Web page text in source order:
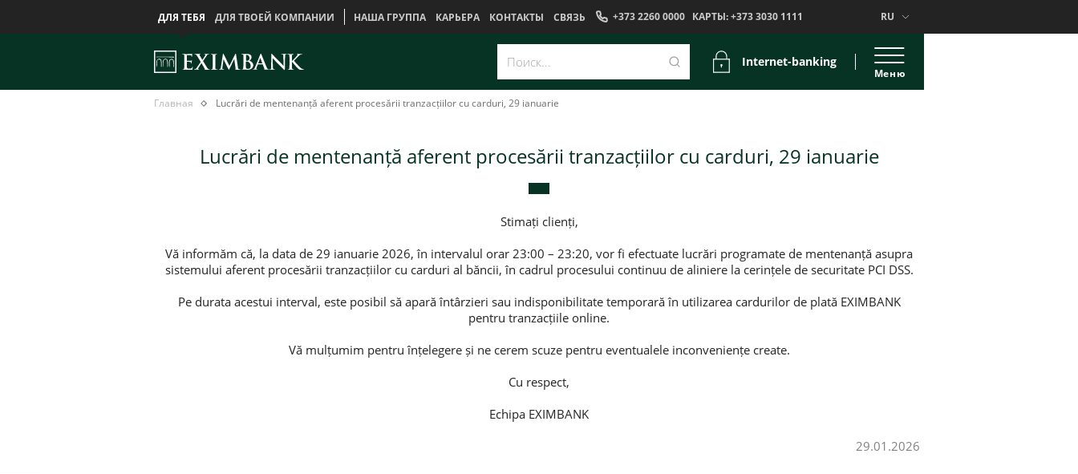
ДЛЯ ТЕБЯ ДЛЯ ТВОЕЙ КОМПАНИИ НАША ГРУППА КАРЬЕРА КОНТАКТЫ CВЯЗЬ +373 2260 0000 КАРТЫ:+373 3030 1111 RU
Internet-banking
Меню
Главная ГлавнаяLucrări
procesării
tranzacțiilor
Lucrări de mentenanță aferent procesării tranzacțiilor cu carduri, 29 ianuarie
Lucrări de mentenanță aferent procesării tranzacțiilor cu carduri, 29 ianuarie
Stimați clienți,
Vă informăm că, la data de 29 ianuarie 2026, în intervalul orar 23:00 – 23:20, vor fi efectuate lucrări programate de mentenanță asupra
sistemului aferent procesării tranzacțiilor cu carduri al băncii, în cadrul procesului continuu de aliniere la cerințele de securitate PCI DSS.
Pe durata acestui interval, este posibil să apară întârzieri sau indisponibilitate temporară în utilizarea cardurilor de plată EXIMBANK
pentru tranzacțiile online.
Vă mulțumim pentru înțelegere și ne cerem scuze pentru eventualele inconveniențe create.
Cu respect,
Echipa EXIMBANK
29.01.2026